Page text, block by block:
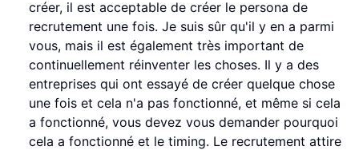
créer, il est acceptable de créer le persona de
recrutement une fois. Je suis sûr qu'il y en a parmi
vous, mais il est également très important de
continuellement réinventer les choses. Il y a des
entreprises qui ont essayé de créer quelque chose
une fois et cela n'a pas fonctionné, et même si cela
a fonctionné, vous devez vous demander pourquoi
cela a fonctionné et le timing. Le recrutement attire